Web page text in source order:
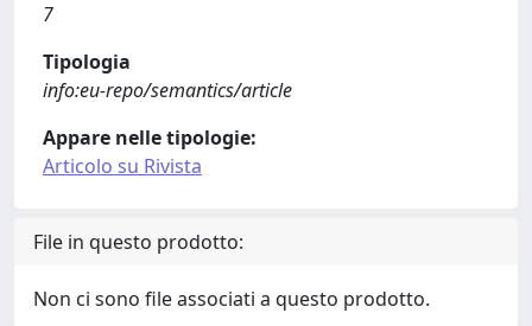
7
Tipologia
info:eu-repo/semantics/article
Appare nelle tipologie:
Articolo su Rivista
File in questo prodotto:
Non ci sono file associati a questo prodotto.